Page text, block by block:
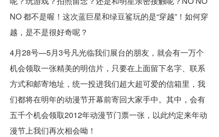
NO 都不是喔！这次蓝巨星和绿豆鲨玩的是“穿越”！如何穿
越，是不是很好奇呢？
4月28号—5月3号凡光临我们展台的朋友，就会有一万个
机会领取一张精美的明信片，只要在上面留下名字、联系
方式和邮寄地址，统一投进我们超大超可爱的信箱里，我
们都将在明年的动漫节开幕前寄回大家手中。其中，会有
五千个机会领取2012年动漫节门票一张，以此约定来年动
漫节上我们再次相会呦！